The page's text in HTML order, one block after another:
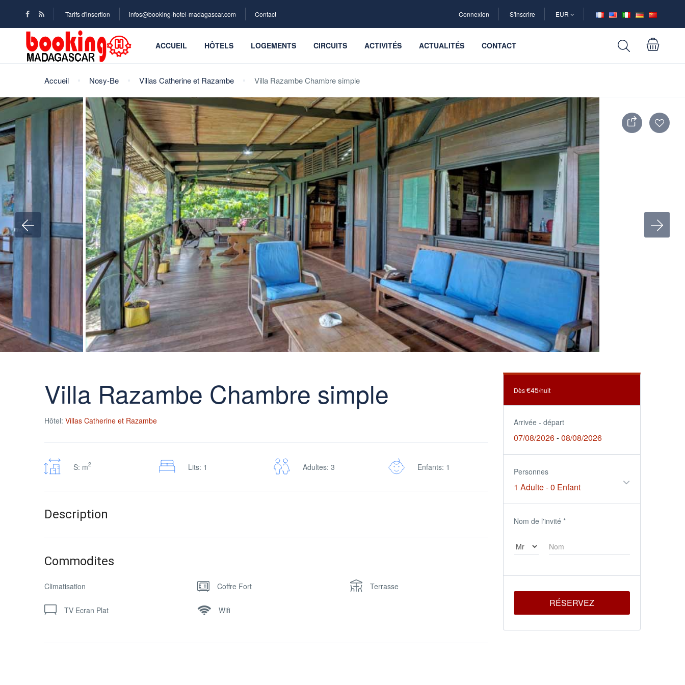
Tarifs d'insertion infos@booking-hotel-madagascar.com Contact Connexion S'inscrire EUR
ACCUEIL HÔTELS LOGEMENTS CIRCUITS ACTIVITÉS ACTUALITÉS CONTACT
Accueil Nosy-Be Villas Catherine et Razambe Villa Razambe Chambre simple
Villa Razambe Chambre simple
Hôtel: Villas Catherine et Razambe
S: m2 Lits: 1 Adultes: 3 Enfants: 1
Description
Commodites
Climatisation Coffre Fort Terrasse
TV Ecran Plat Wifi
Dès€45/nuit
Arrivée - départ
07/08/2026-08/08/2026
Personnes
1 Adulte-0 Enfant
Nom de l'invité *
RÉSERVEZ